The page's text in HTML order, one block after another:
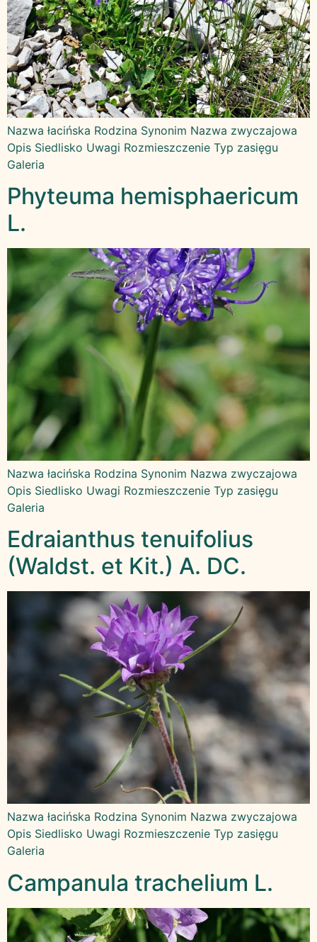
Nazwa łacińska Rodzina Synonim Nazwa zwyczajowa
Opis Siedlisko Uwagi Rozmieszczenie Typ zasięgu
Galeria
Phyteuma hemisphaericum
L.
Nazwa łacińska Rodzina Synonim Nazwa zwyczajowa
Opis Siedlisko Uwagi Rozmieszczenie Typ zasięgu
Galeria
Edraianthus tenuifolius
(Waldst. et Kit.) A. DC.
Nazwa łacińska Rodzina Synonim Nazwa zwyczajowa
Opis Siedlisko Uwagi Rozmieszczenie Typ zasięgu
Galeria
Campanula trachelium L.